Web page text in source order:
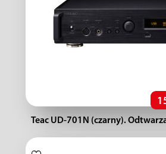
Teac UD-701N (czarny).